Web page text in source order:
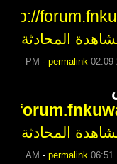
http://
المحادثة
02:09 PM
- permalink
المحادثة
06:51 AM
- permalink